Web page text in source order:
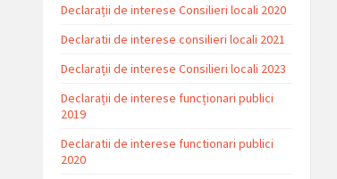
Declarații de interese Consilieri locali 2020
Declaratii de interese consilieri locali 2021
Declarații de interese Consilieri locali 2023
Declarații de interese funcționari publici
2019
Declaratii de interese functionari publici
2020